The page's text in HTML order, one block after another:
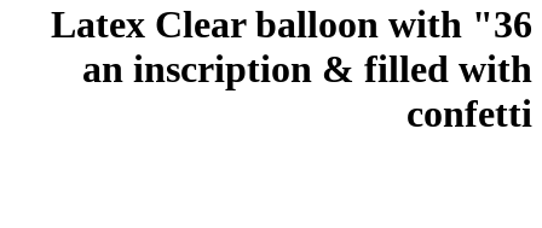
36" Latex Clear balloon with
an inscription & filled with
confetti